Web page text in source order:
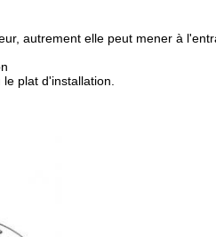
autrement elle peut mener à
plat d'installation.